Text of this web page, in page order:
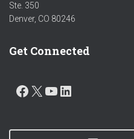
Ste. 350
Denver, CO 80246
Get Connected
FACEBOOK X YOUTUBE